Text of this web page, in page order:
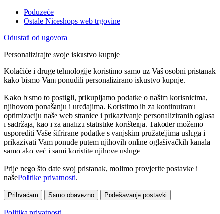
Poduzeće
Ostale Niceshops web trgovine
Odustati od ugovora
Personalizirajte svoje iskustvo kupnje
Kolačiće i druge tehnologije koristimo samo uz Vaš osobni pristanak
kako bismo Vam ponudili personalizirano iskustvo kupnje.
Kako bismo to postigli, prikupljamo podatke o našim korisnicima,
njihovom ponašanju i uređajima. Koristimo ih za kontinuiranu
optimizaciju naše web stranice i prikazivanje personaliziranih oglasa
i sadržaja, kao i za analizu statistike korištenja. Također možemo
usporediti Vaše šifrirane podatke s vanjskim pružateljima usluga i
prikazivati Vam ponude putem njihovih online oglašivačkih kanala
samo ako već i sami koristite njihove usluge.
Prije nego što date svoj pristanak, molimo provjerite postavke i
našePolitike privatnosti.
Prihvaćam Samo obavezno Podešavanje postavki
Politika privatnosti